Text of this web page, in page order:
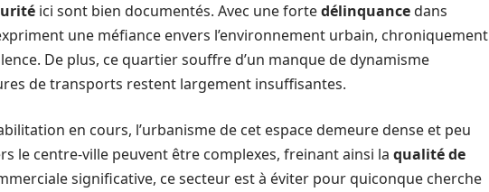
ici sont bien documentés. Avec une fortedélinquancedans
une méfiance envers l’environnement urbain, chroniquement
De plus, ce quartier souffre d’un manque de dynamisme
de transports restent largement insuffisantes.
en cours, l’urbanisme de cet espace demeure dense et peu
le centre-ville peuvent être complexes, freinant ainsi la qualité de
significative, ce secteur est à éviter pour quiconque cherche